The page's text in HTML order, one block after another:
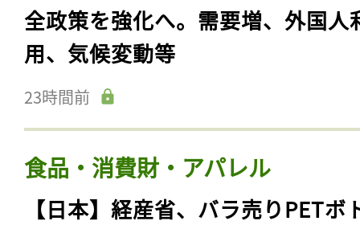
全政策を強化へ。需要増、外国人
用、気候変動等
23時間前
食品・消費財・アパレル
【日本】経産省、バラ売りPETボ